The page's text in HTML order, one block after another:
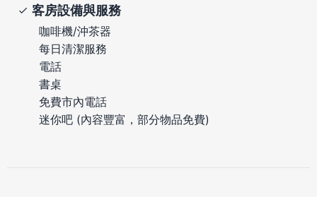
客房設備與服務
咖啡機/沖茶器
每日清潔服務
電話
書桌
免費市內電話
迷你吧 (內容豐富，部分物品免費)